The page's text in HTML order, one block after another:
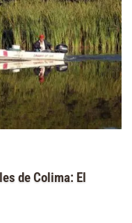
de Colima: El